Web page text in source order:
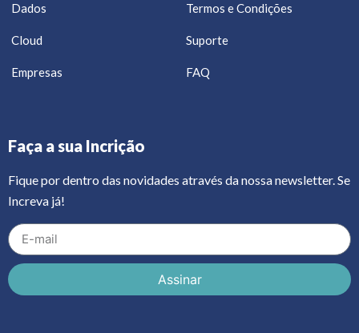
Dados
Cloud
Empresas
Termos e Condições
Suporte
FAQ
Faça a sua Incrição
Fique por dentro das novidades através da nossa newsletter. Se
Increva já!
Assinar